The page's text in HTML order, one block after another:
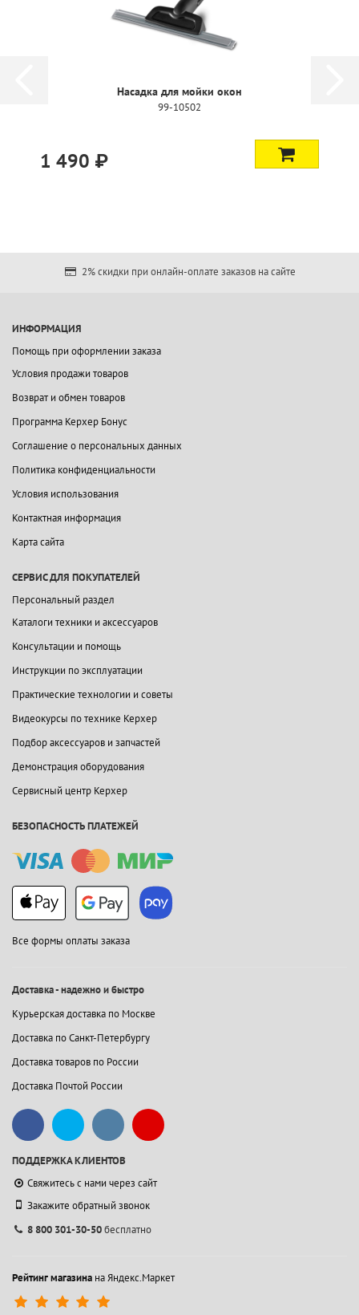
Насадка для мойки окон
99-10502
1 490 ₽
2% скидки при онлайн-оплате заказов на сайте
ИНФОРМАЦИЯ
Помощь при оформлении заказа
Условия продажи товаров
Возврат и обмен товаров
Программа Керхер Бонус
Соглашение о персональных данных
Политика конфиденциальности
Условия использования
Контактная информация
Карта сайта
СЕРВИС ДЛЯ ПОКУПАТЕЛЕЙ
Персональный раздел
Каталоги техники и аксессуаров
Консультации и помощь
Инструкции по эксплуатации
Практические технологии и советы
Видеокурсы по технике Керхер
Подбор аксессуаров и запчастей
Демонстрация оборудования
Сервисный центр Керхер
БЕЗОПАСНОСТЬ ПЛАТЕЖЕЙ
Все формы оплаты заказа
Доставка - надежно и быстро
Курьерская доставка по Москве
Доставка по Санкт-Петербургу
Доставка товаров по России
Доставка Почтой России
ПОДДЕРЖКА КЛИЕНТОВ
Свяжитесь с нами через сайт
Закажите обратный звонок
8 800 301-30-50бесплатно
Рейтинг магазина на Яндекс.Маркет